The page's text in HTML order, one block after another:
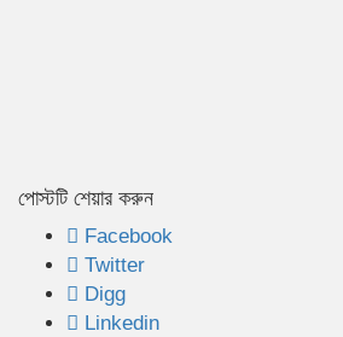
পোস্টটি শেয়ার করুন
Facebook
Twitter
Digg
Linkedin